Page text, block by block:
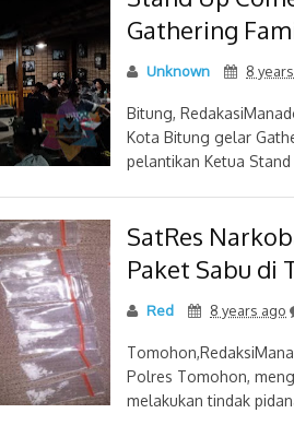
Gathering
Unknown 8
Bitung,
Kota Bitung gelar
pelantikan Ketua Stand
SatRes
Paket Sabu di
Red 8 years ago
Polres Tomohon,
melakukan tindak